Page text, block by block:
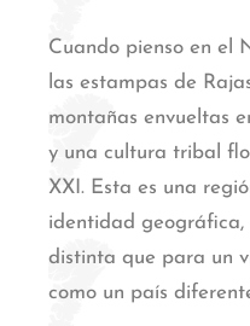
Cuando pienso en el
las estampas de
montañas envueltas
y una cultura tribal
XXI. Esta es una
identidad
distinta que para un
como un país